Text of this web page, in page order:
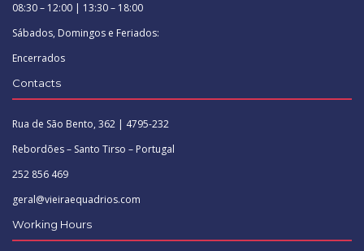
08:30 – 12:00 | 13:30 – 18:00
Sábados, Domingos e Feriados:
Encerrados
Contacts
Rua de São Bento, 362 | 4795-232
Rebordões – Santo Tirso – Portugal
252 856 469
geral@vieiraequadrios.com
Working Hours